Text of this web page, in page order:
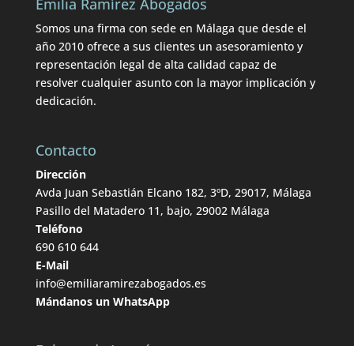
Emilia Ramírez Abogados
Somos una firma con sede en Málaga que desde el
año 2010 ofrece a sus clientes un asesoramiento y
representación legal de alta calidad capaz de
resolver cualquier asunto con la mayor implicación y
dedicación.
Contacto
Dirección
Avda Juan Sebastián Elcano 182, 3ºD, 29017, Málaga
Pasillo del Matadero 11, bajo, 29002 Málaga
Teléfono
690 610 644
E-Mail
info@emiliaramirezabogados.es
Mándanos un WhatsApp